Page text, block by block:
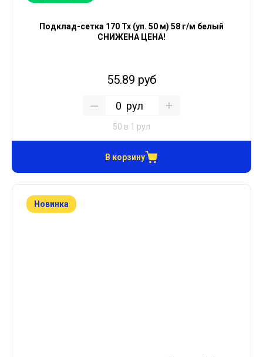
Подклад-сетка 170 Тх (уп. 50 м) 58 г/м белый
СНИЖЕНА ЦЕНА!
55.89 руб
рул
50 в 1 рул
В корзину
Новинка